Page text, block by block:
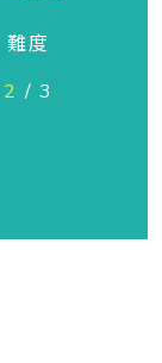
難度
2 / 3